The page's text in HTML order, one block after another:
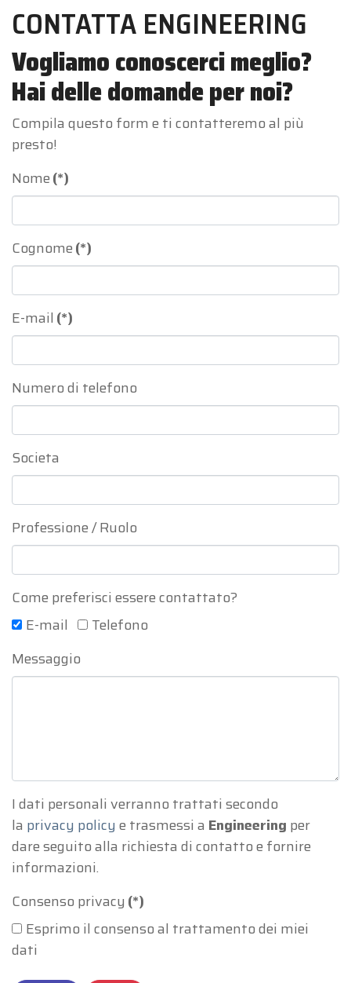
CONTATTA ENGINEERING
Vogliamo conoscerci meglio?
Hai delle domande per noi?
Compila questo form e ti contatteremo al più
presto!
Nome(*)
Cognome(*)
E-mail (*)
Numero di telefono
Societa
Professione / Ruolo
Come preferisci essere contattato?
E-mail
Telefono
Messaggio
I dati personali verranno trattati secondo
la privacy policy e trasmessi a Engineering per
dare seguito alla richiesta di contatto e fornire
informazioni.
Consenso privacy (*)
Esprimo il consenso al trattamento dei miei
dati